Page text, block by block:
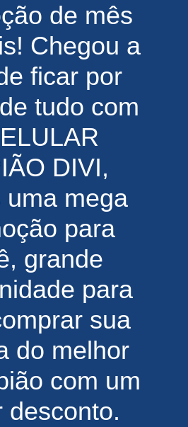
de mês
Chegou a
ficar por
tudo com
DIVI,
uma mega
para
grande
para
sua
do melhor
com um
desconto.